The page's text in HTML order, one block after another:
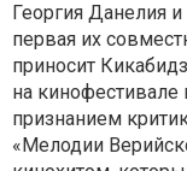
Георгия Данелия
первая их
приносит
на
признанием
«Мелодии